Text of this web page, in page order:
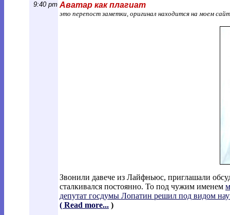
9:40 pm Аватар как плагиат
это перепост заметки, оригинал находится на моем
Звонили давече из Лайфньюс, приглашали
сталкивался постоянно. То под чужим именем
депутат госдумы Лопатин решил под видом
( Read more... )